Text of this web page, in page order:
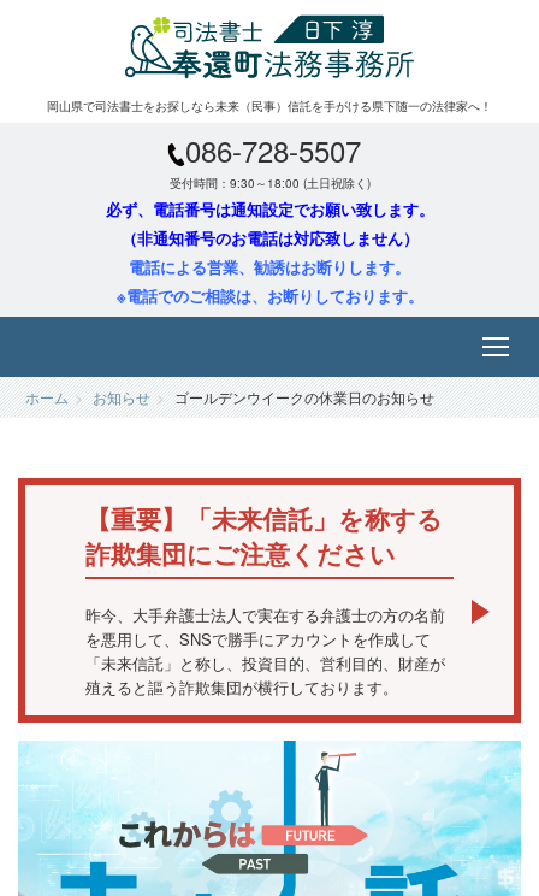
岡山県で司法書士をお探しなら未来（民事）信託を手がける県下随一の法律家へ！
086-728-5507
受付時間：9:30～18:00 (土日祝除く)
必ず、電話番号は通知設定でお願い致します。
（非通知番号のお電話は対応致しません）
電話による営業、勧誘はお断りします。
※電話でのご相談は、お断りしております。
ホーム お知らせ ゴールデンウイークの休業日のお知らせ
【重要】「未来信託」を称する
詐欺集団にご注意ください
昨今、大手弁護士法人で実在する弁護士の方の名前
を悪用して、SNSで勝手にアカウントを作成して
「未来信託」と称し、投資目的、営利目的、財産が
殖えると謳う詐欺集団が横行しております。